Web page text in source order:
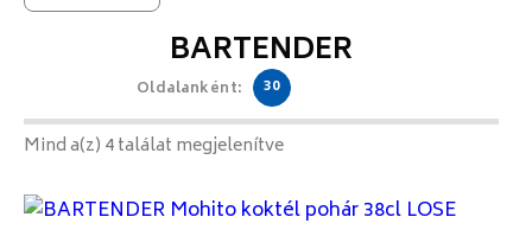
BARTENDER
Oldalanként: 30
Mind a(z) 4 találat megjelenítve